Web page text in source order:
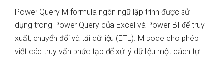
Power Query M formula ngôn ngữ lập trình được sử
dụng trong Power Query của Excel và Power BI để truy
xuất, chuyển đổi và tải dữ liệu (ETL). M code cho phép
viết các truy vấn phức tạp để xử lý dữ liệu một cách tự